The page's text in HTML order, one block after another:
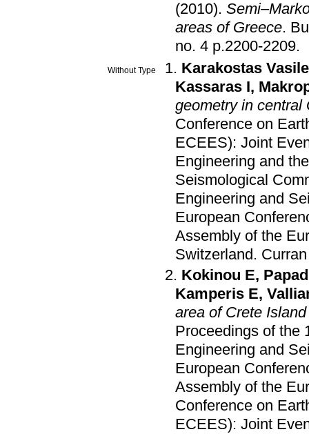
(2010).
areas of Greece.
no. 4 p.2200-2209.
Without Type
Karakostas
Kassaras I,
geometry in central
Conference on
ECEES): Joint
Engineering and
Seismological
Engineering and
European
Assembly of the
Switzerland .
Kokinou E,
Kamperis E,
area of Crete
Proceedings of the
Engineering and
European
Assembly of the
Conference on
ECEES): Joint